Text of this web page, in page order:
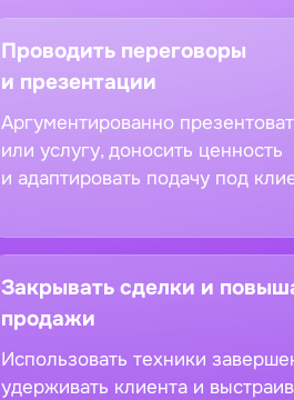
Проводить переговоры
и презентации
Аргументированно
или услугу, доносить ценность
и адаптировать подачу под
Закрывать сделки и
продажи
Использовать техники
удерживать клиента и